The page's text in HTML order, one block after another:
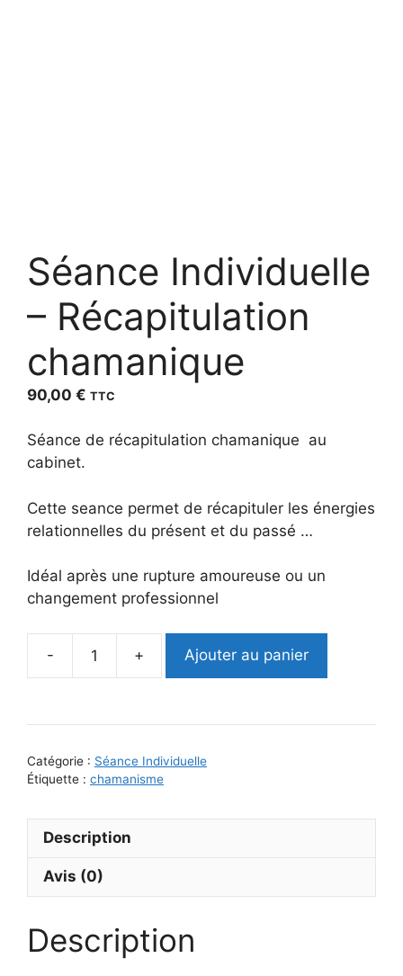
Séance Individuelle
– Récapitulation
chamanique
90,00 € TTC
Séance de récapitulation chamanique au
cabinet.
Cette seance permet de récapituler les énergies
relationnelles du présent et du passé …
Idéal après une rupture amoureuse ou un
changement professionnel
quantité
-
Récapitulation
Ajouter au panier
Catégorie : Séance Individuelle
Étiquette : chamanisme
Description
Avis (0)
Description